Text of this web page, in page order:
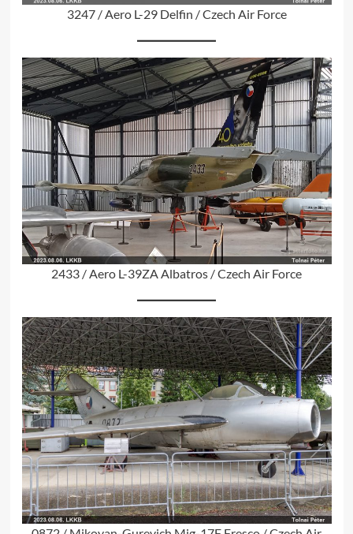
3247 / Aero L-29 Delfin / Czech Air Force
2433 / Aero L-39ZA Albatros / Czech Air Force